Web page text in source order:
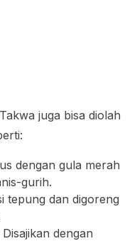
juga bisa diolah
dengan gula merah
gurih.
tepung dan digoreng
Disajikan dengan